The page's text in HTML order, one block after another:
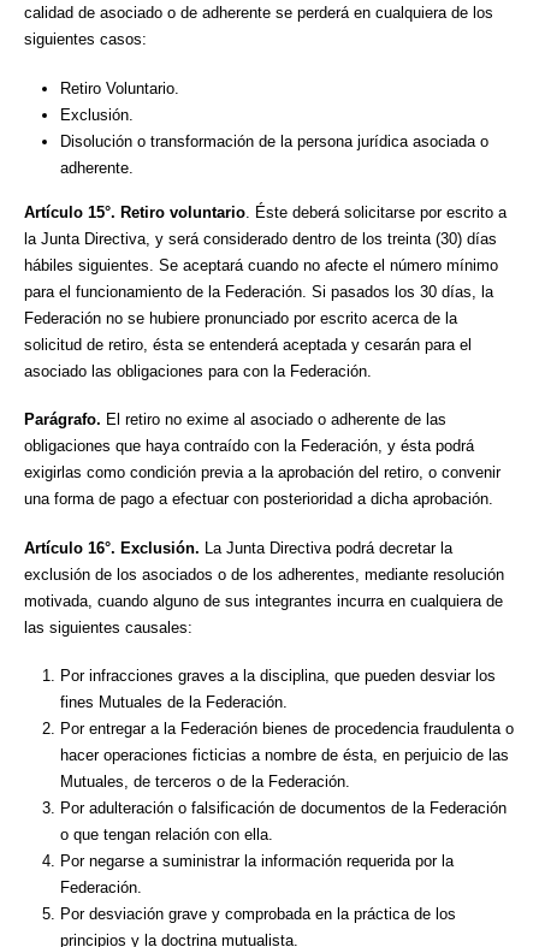
calidad de asociado o de adherente se perderá en cualquiera de los
siguientes casos:
Retiro Voluntario.
Exclusión.
Disolución o transformación de la persona jurídica asociada o
adherente.
Artículo 15°. Retiro voluntario . Éste deberá solicitarse por escrito a
la Junta Directiva, y será considerado dentro de los treinta (30) días
hábiles siguientes. Se aceptará cuando no afecte el número mínimo
para el funcionamiento de la Federación. Si pasados los 30 días, la
Federación no se hubiere pronunciado por escrito acerca de la
solicitud de retiro, ésta se entenderá aceptada y cesarán para el
asociado las obligaciones para con la Federación.
Parágrafo. El retiro no exime al asociado o adherente de las
obligaciones que haya contraído con la Federación, y ésta podrá
exigirlas como condición previa a la aprobación del retiro, o convenir
una forma de pago a efectuar con posterioridad a dicha aprobación.
Artículo 16°. Exclusión. La Junta Directiva podrá decretar la
exclusión de los asociados o de los adherentes, mediante resolución
motivada, cuando alguno de sus integrantes incurra en cualquiera de
las siguientes causales:
Por infracciones graves a la disciplina, que pueden desviar los
fines Mutuales de la Federación.
Por entregar a la Federación bienes de procedencia fraudulenta o
hacer operaciones ficticias a nombre de ésta, en perjuicio de las
Mutuales, de terceros o de la Federación.
Por adulteración o falsificación de documentos de la Federación
o que tengan relación con ella.
Por negarse a suministrar la información requerida por la
Federación.
Por desviación grave y comprobada en la práctica de los
principios y la doctrina mutualista.